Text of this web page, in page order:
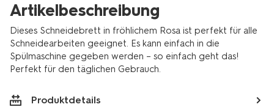
Artikelbeschreibung
Dieses Schneidebrett in fröhlichem Rosa ist perfekt für alle
Schneidearbeiten geeignet. Es kann einfach in die
Spülmaschine gegeben werden – so einfach geht das!
Perfekt für den täglichen Gebrauch.
Produktdetails